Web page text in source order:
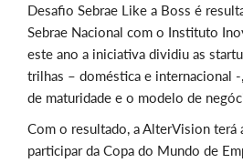
Desafio Sebrae Like a Boss é
Sebrae Nacional com o Instituto
este ano a iniciativa dividiu as
trilhas – doméstica e internacional
de maturidade e o modelo de
Com o resultado, a AlterVision terá
participar da Copa do Mundo de